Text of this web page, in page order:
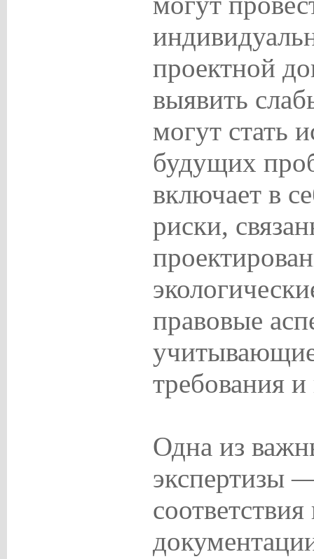
проектной
выявить
могут стать
будущих
включает в
риски,
правовые
требования
Одна из
экспертизы